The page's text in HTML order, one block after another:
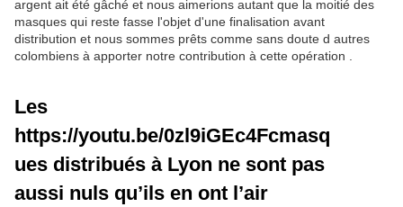
argent ait été gâché et nous aimerions autant que la moitié des
masques qui reste fasse l'objet d'une finalisation avant
distribution et nous sommes prêts comme sans doute d autres
colombiens à apporter notre contribution à cette opération .
Les
https://youtu.be/0zl9iGEc4Fcmasq
ues distribués à Lyon ne sont pas
aussi nuls qu’ils en ont l’air